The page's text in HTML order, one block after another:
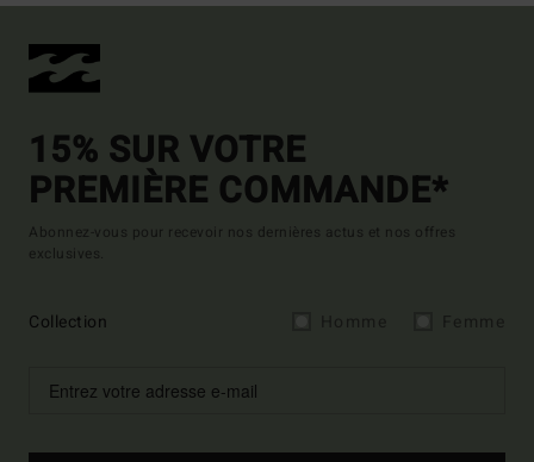
15% SUR VOTRE
PREMIÈRE COMMANDE*
Abonnez-vous pour recevoir nos dernières actus et nos offres
exclusives.
Collection